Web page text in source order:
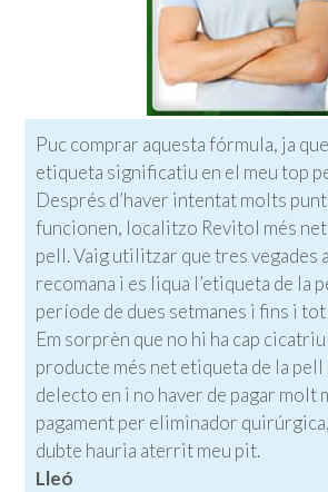
Puc comprar aquesta fórmula, ja
etiqueta significatiu en el meu top
Després d’haver intentat molts
funcionen, localitzo Revitol més
pell. Vaig utilitzar que tres vegades
recomana i es liqua l’etiqueta de la
període de dues setmanes i fins i
Em sorprèn que no hi ha cap
producte més net etiqueta de la pell
delecto en i no haver de pagar molt
pagament per eliminador
dubte hauria aterrit meu pit.
Lleó